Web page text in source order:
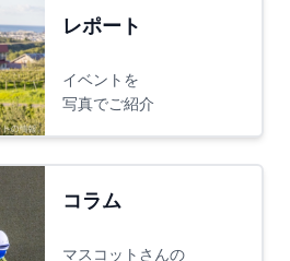
レポート
イベントを
写真でご紹介
コラム
マスコットさんの